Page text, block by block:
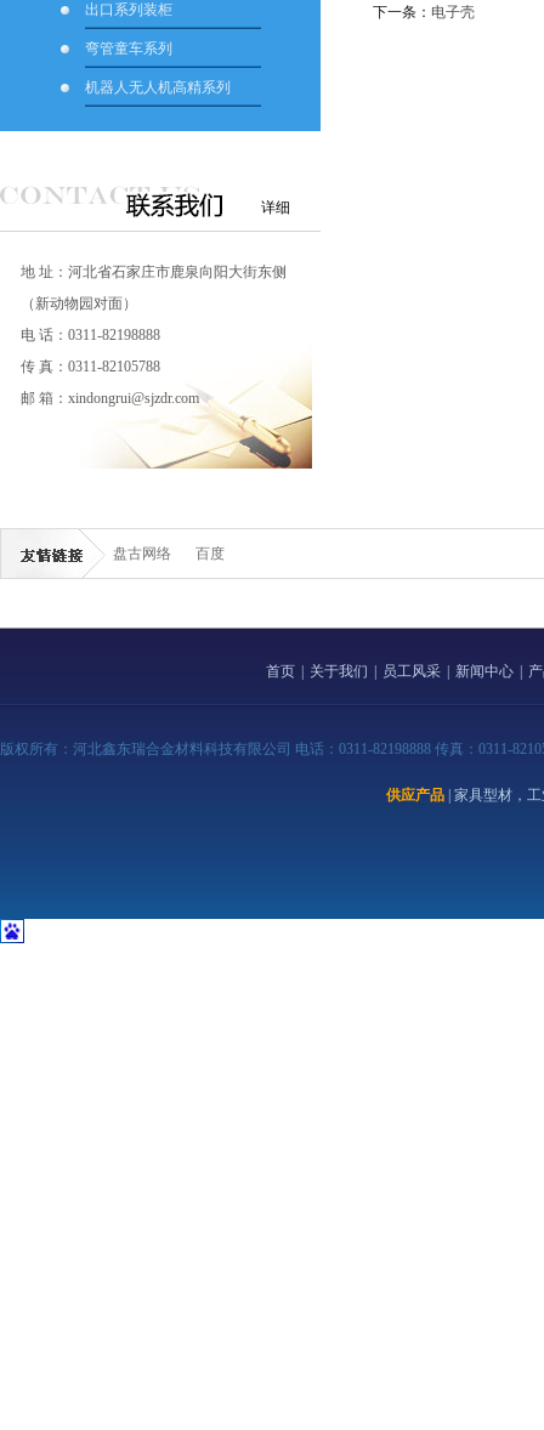
出口系列装柜
弯管童车系列
机器人无人机高精系列
详细
地 址：河北省石家庄市鹿泉向阳大街东侧
（新动物园对面）
电 话：0311-82198888
传 真：0311-82105788
邮 箱：xindongrui@sjzdr.com
下一条： 电子壳
盘古网络 百度
首页 关于我们 员工风采 新闻中心
版权所有：河北鑫东瑞合金材料科技有限公司 电话：0311-82198888 传真：0311-
供应产品 | 家具型材，